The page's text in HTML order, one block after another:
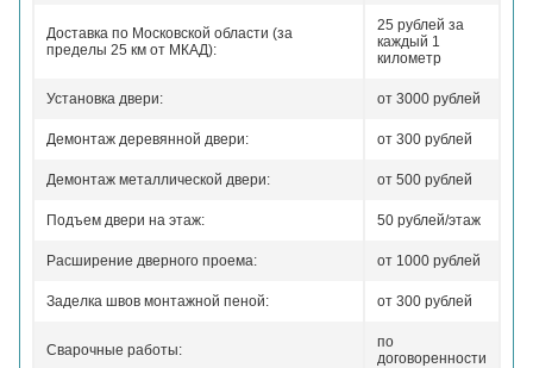
Доставка по Московской области (за
пределы 25 км от МКАД):
25 рублей за
каждый 1
километр
Установка двери: от 3000 рублей
Демонтаж деревянной двери: от 300 рублей
Демонтаж металлической двери: от 500 рублей
Подъем двери на этаж: 50 рублей/этаж
Расширение дверного проема: от 1000 рублей
Заделка швов монтажной пеной: от 300 рублей
Сварочные работы:
по
договоренности